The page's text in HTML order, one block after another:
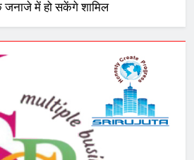
में हो सकेंगे शामिल